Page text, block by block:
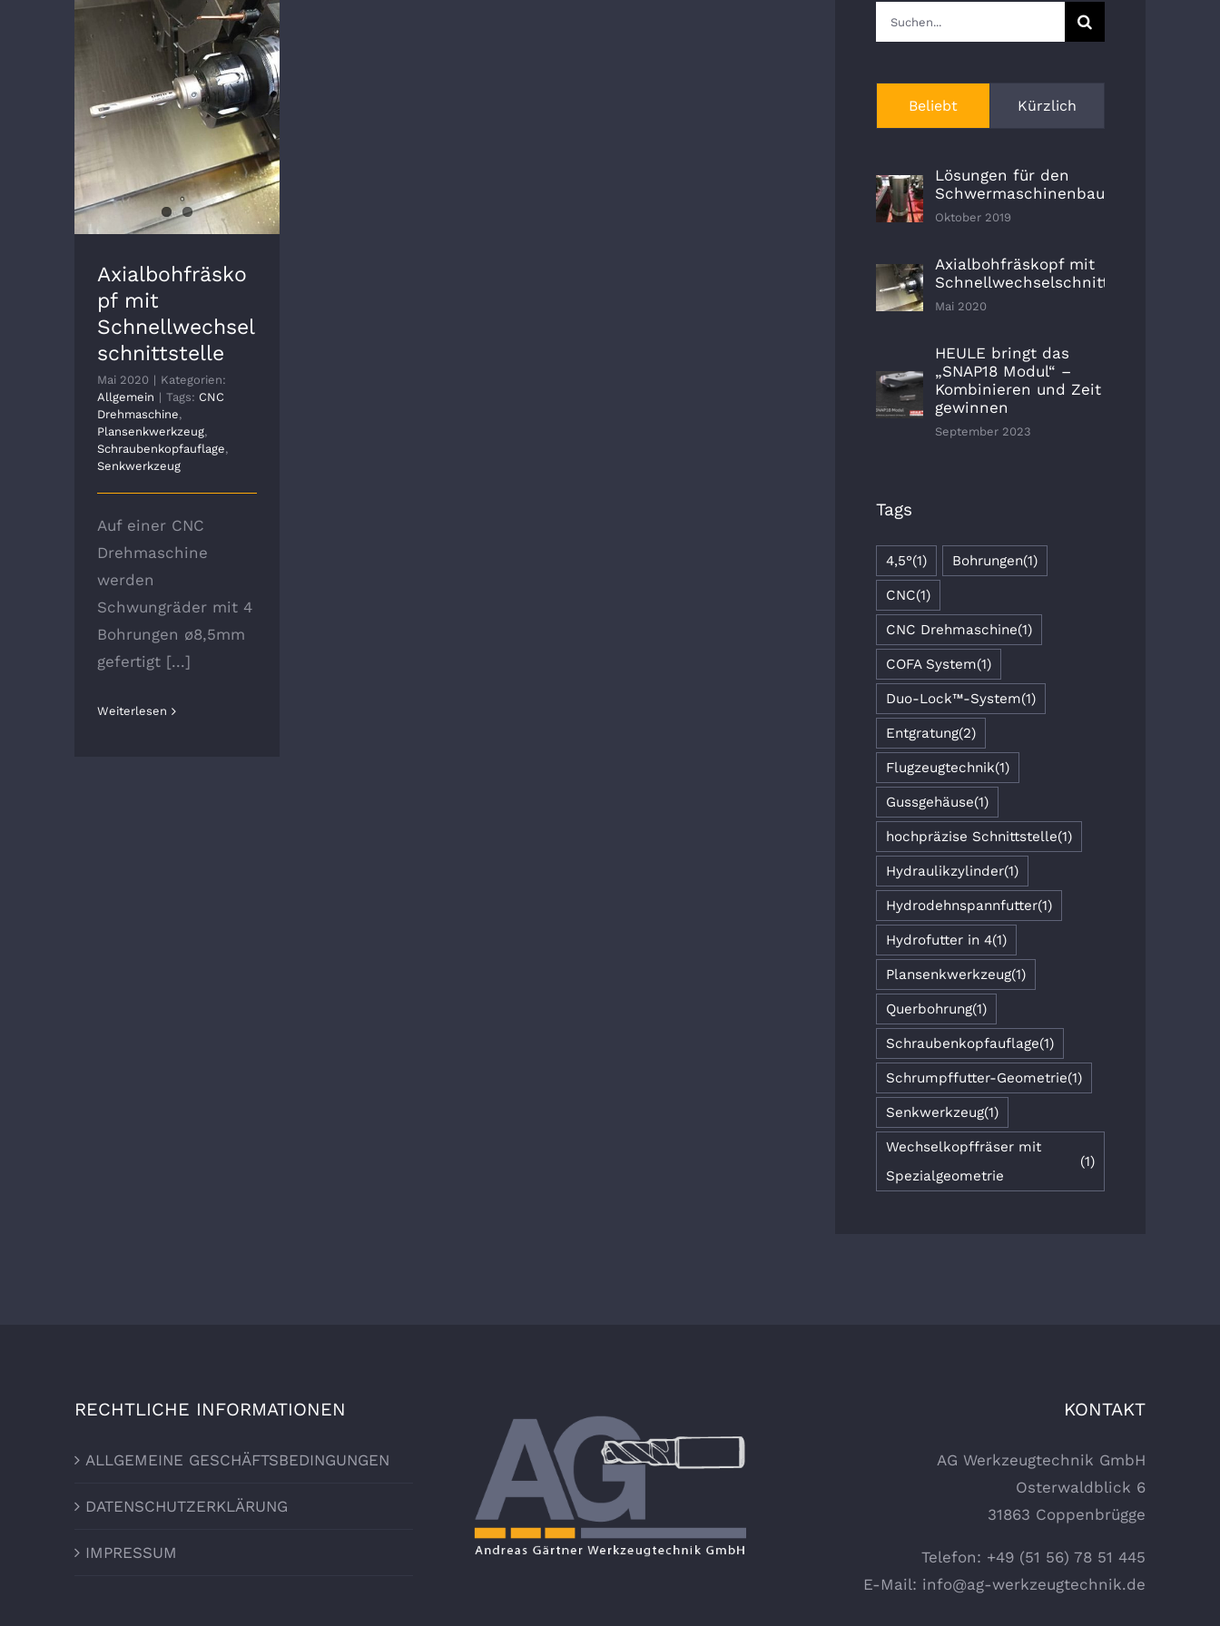
Axialbohfräskopf mit
Schnellwechselschnittstelle
Axialbohfräsko
pf mit
Schnellwechsel
schnittstelle
Mai 2020 | Kategorien:
Allgemein | Tags: CNC
Drehmaschine,
Plansenkwerkzeug,
Schraubenkopfauflage,
Senkwerkzeug
Auf einer CNC
Drehmaschine
werden
Schwungräder mit 4
Bohrungen ø8,5mm
gefertigt [...]
Weiterlesen
Suche
nach:
Beliebt Kürzlich
Lösungen für den
Schwermaschinenbau
Oktober 2019
Axialbohfräskopf mit
Schnellwechselschnittstelle
Mai 2020
HEULE bringt das
„SNAP18 Modul“ –
Kombinieren und Zeit
gewinnen
September 2023
Tags
4,5°(1) Bohrungen(1)
CNC(1)
CNC Drehmaschine(1)
COFA System(1)
Duo-Lock™-System(1)
Entgratung(2)
Flugzeugtechnik(1)
Gussgehäuse(1)
hochpräzise Schnittstelle(1)
Hydraulikzylinder(1)
Hydrodehnspannfutter(1)
Hydrofutter in 4(1)
Plansenkwerkzeug(1)
Querbohrung(1)
Schraubenkopfauflage(1)
Schrumpffutter-Geometrie(1)
Senkwerkzeug(1)
Wechselkopffräser mit
Spezialgeometrie
(1)
RECHTLICHE INFORMATIONEN
ALLGEMEINE GESCHÄFTSBEDINGUNGEN
DATENSCHUTZERKLÄRUNG
IMPRESSUM
KONTAKT
AG Werkzeugtechnik GmbH
Osterwaldblick 6
31863 Coppenbrügge
Telefon: +49 (51 56) 78 51 445
E-Mail: info@ag-werkzeugtechnik.de